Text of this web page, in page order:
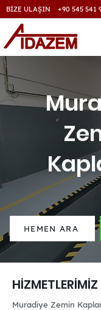
BİZE ULAŞIN +90 545 541
HEMEN ARA
HİZMETLERİMİZ
Muradiye Zemin